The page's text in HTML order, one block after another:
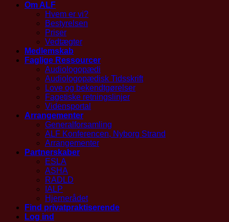
Om ALF
Hvem er vi?
Bestyrelsen
Priser
Vedtægter
Medlemskab
Faglige Ressourcer
Audiologopædi
Audiologopædisk Tidsskrift
Love og bekendtgørelser
Fagetiske retningslinjer
Vidensportal
Arrangementer
Generalforsamling
ALF Konferencen, Nyborg Strand
Arrangementer
Partnerskaber
ESLA
ASHA
RADLD
IALP
Hjernerådet
Find privatpraktiserende
Log ind